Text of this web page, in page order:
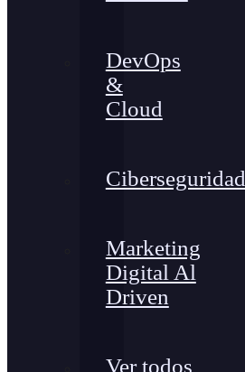
DevOps
&
Cloud
Ciberseguridad
Marketing
Digital Al
Driven
Ver todos